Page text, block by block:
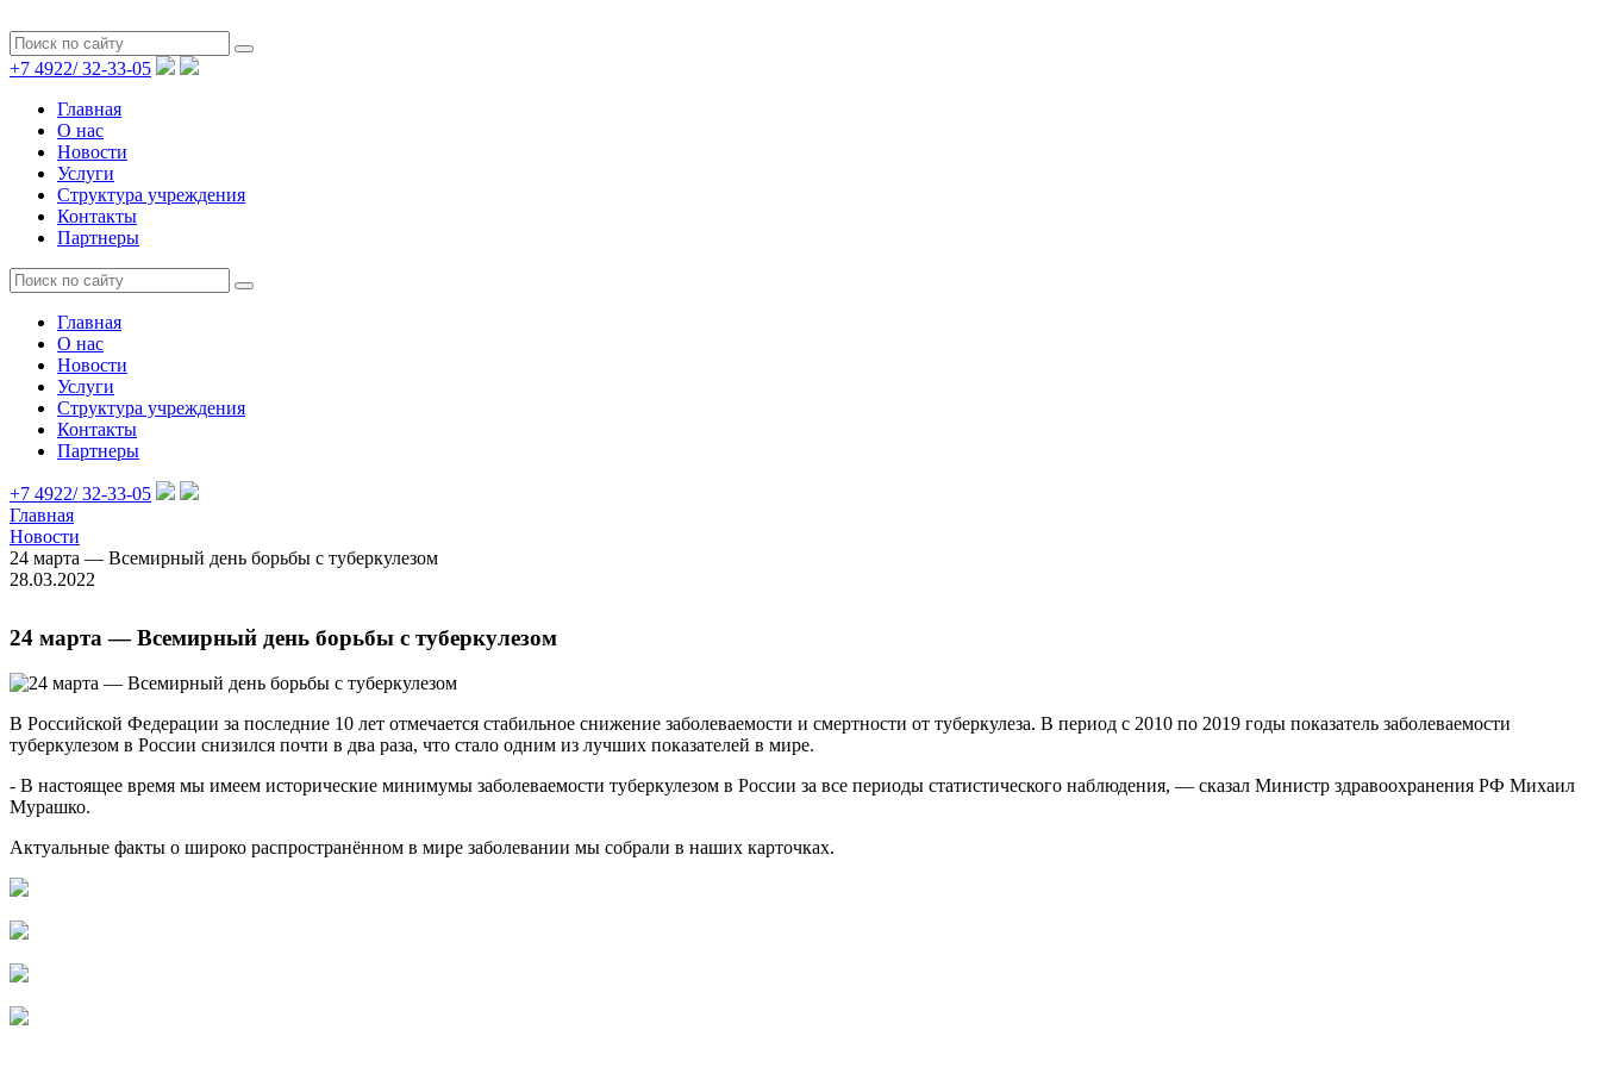
+7 4922/32-33-05
Главная
О нас
Новости
Услуги
Структура учреждения
Контакты
Партнеры
Главная
О нас
Новости
Услуги
Структура учреждения
Контакты
Партнеры
+7 4922/32-33-05
Главная
Новости
24 марта — Всемирный день борьбы с туберкулезом
28.03.2022
24 марта — Всемирный день борьбы с туберкулезом
В Российской Федерации за последние 10 лет отмечается стабильное снижение заболеваемости и смертности от туберкулеза. В период с 2010 по 2019 годы показатель заболеваемости
туберкулезом в России снизился почти в два раза, что стало одним из лучших показателей в мире.
- В настоящее время мы имеем исторические минимумы заболеваемости туберкулезом в России за все периоды статистического наблюдения, — сказал Министр здравоохранения РФ Михаил
Мурашко.
Актуальные факты о широко распространённом в мире заболевании мы собрали в наших карточках.